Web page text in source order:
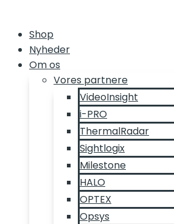
Shop
Nyheder
Om os
Vores partnere
VideoInsight
i-PRO
ThermalRadar
Sightlogix
Milestone
HALO
OPTEX
Opsys